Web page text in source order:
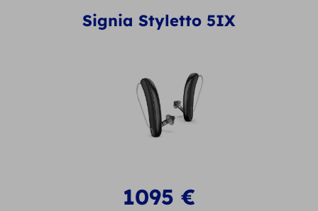
Signia Styletto 5IX
1095 €